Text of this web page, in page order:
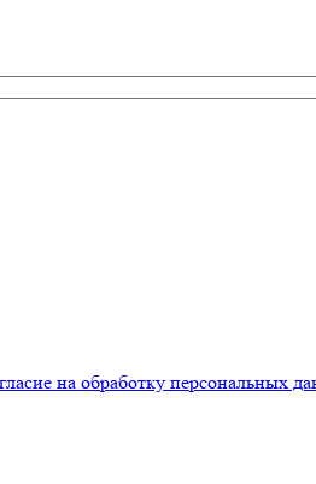
на обработку персональных